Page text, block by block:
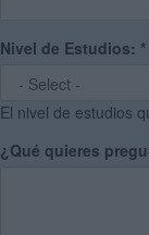
Nivel de Estudios: *
El nivel de estudios
¿Qué quieres